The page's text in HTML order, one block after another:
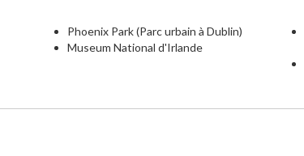
Phoenix Park (Parc urbain à Dublin)
Museum National d'Irlande